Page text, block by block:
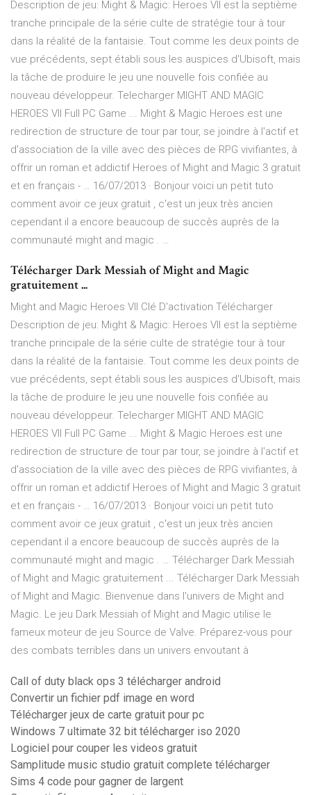
Description de jeu: Might & Magic: Heroes VII est la septième
tranche principale de la série culte de stratégie tour à tour
dans la réalité de la fantaisie. Tout comme les deux points de
vue précédents, sept établi sous les auspices d'Ubisoft, mais
la tâche de produire le jeu une nouvelle fois confiée au
nouveau développeur. Telecharger MIGHT AND MAGIC
HEROES VII Full PC Game ... Might & Magic Heroes est une
redirection de structure de tour par tour, se joindre à l'actif et
d'association de la ville avec des pièces de RPG vivifiantes, à
offrir un roman et addictif Heroes of Might and Magic 3 gratuit
et en français - … 16/07/2013 · Bonjour voici un petit tuto
comment avoir ce jeux gratuit , c'est un jeux très ancien
cependant il a encore beaucoup de succès auprès de la
communauté might and magic . …
Télécharger Dark Messiah of Might and Magic
gratuitement ...
Might and Magic Heroes VII Clé D'activation Télécharger
Description de jeu: Might & Magic: Heroes VII est la septième
tranche principale de la série culte de stratégie tour à tour
dans la réalité de la fantaisie. Tout comme les deux points de
vue précédents, sept établi sous les auspices d'Ubisoft, mais
la tâche de produire le jeu une nouvelle fois confiée au
nouveau développeur. Telecharger MIGHT AND MAGIC
HEROES VII Full PC Game ... Might & Magic Heroes est une
redirection de structure de tour par tour, se joindre à l'actif et
d'association de la ville avec des pièces de RPG vivifiantes, à
offrir un roman et addictif Heroes of Might and Magic 3 gratuit
et en français - … 16/07/2013 · Bonjour voici un petit tuto
comment avoir ce jeux gratuit , c'est un jeux très ancien
cependant il a encore beaucoup de succès auprès de la
communauté might and magic . … Télécharger Dark Messiah
of Might and Magic gratuitement ... Télécharger Dark Messiah
of Might and Magic. Bienvenue dans l'univers de Might and
Magic. Le jeu Dark Messiah of Might and Magic utilise le
fameux moteur de jeu Source de Valve. Préparez-vous pour
des combats terribles dans un univers envoutant à
Call of duty black ops 3 télécharger android
Convertir un fichier pdf image en word
Télécharger jeux de carte gratuit pour pc
Windows 7 ultimate 32 bit télécharger iso 2020
Logiciel pour couper les videos gratuit
Samplitude music studio gratuit complete télécharger
Sims 4 code pour gagner de largent